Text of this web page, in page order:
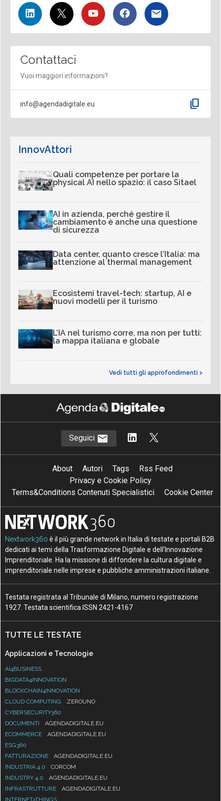
Contattaci
Vuoi maggiori informazioni?
info@agendadigitale.eu content_copy
InnovAttori
Quali competenze per portare la
physical AI nello spazio: il caso Sitael
AI in azienda, perché gestire il
cambiamento è anche una questione
di sicurezza
Data center, quanto cresce l’Italia: ma
attenzione al thermal management
Ecosistemi travel-tech: startup, AI e
nuovi modelli per il turismo
L’IA nel turismo corre, ma non per tutti:
la mappa italiana e globale
Vedi tutti gli approfondimenti >
Seguici
About Autori Tags
Rss Feed
Privacy e Cookie Policy
Terms&Conditions Contenuti Specialistici
Cookie Center
Nextwork360 è il più grande network in Italia di testate e portali B2B
dedicati ai temi della Trasformazione Digitale e dell’Innovazione
Imprenditoriale. Ha la missione di diffondere la cultura digitale e
imprenditoriale nelle imprese e pubbliche amministrazioni italiane.
Testata registrata al Tribunale di Milano, numero registrazione
1927. Testata scientifica ISSN 2421-4167
TUTTE LE TESTATE
Applicazioni e Tecnologie
AI4BUSINESS
BIGDATA4INNOVATION
BLOCKCHAIN4INNOVATION
CLOUD COMPUTING
ZEROUNO
CYBERSECURITY360
DOCUMENTI
AGENDADIGITALE.EU
ECOMMERCE
AGENDADIGITALE.EU
ESG360
FATTURAZIONE
AGENDADIGITALE.EU
INDUSTRIA 4.0
CORCOM
INDUSTRY 4.0
AGENDADIGITALE.EU
INFRASTRUTTURE
AGENDADIGITALE.EU
INTERNET4THINGS